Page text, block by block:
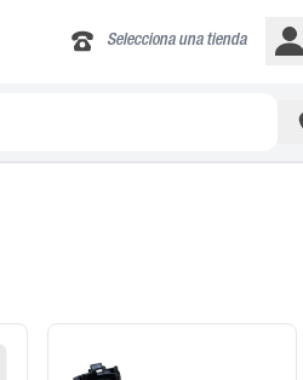
Selecciona una tienda